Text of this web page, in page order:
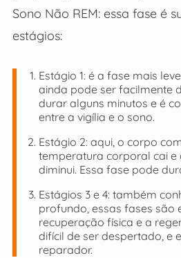
Sono Não REM: essa fase é
estágios:
Estágio 1: é a fase mais
ainda pode ser facilmente
durar alguns minutos e é
entre a vigília e o sono.
Estágio 2: aqui, o corpo
temperatura corporal cai e
diminui. Essa fase pode
Estágios 3 e 4: também
profundo, essas fases são
recuperação física e a
difícil de ser despertado, e
reparador.